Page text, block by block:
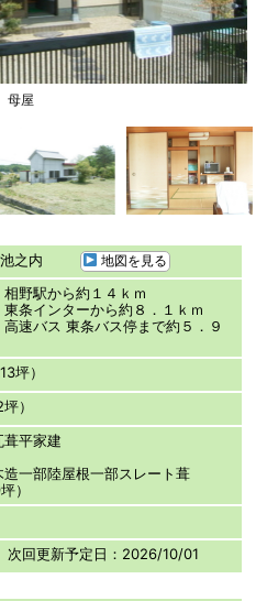
母屋
池之内 地図を見る
相野駅から約１４ｋｍ
条インターから約８．１ｋｍ
速バス 東条バス停まで約５．９
坪）
）
葺平家建
一部陸屋根一部スレート葺
）
回更新予定日：2026/10/01